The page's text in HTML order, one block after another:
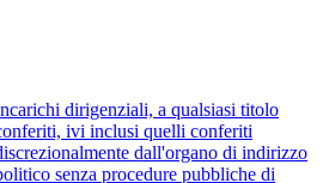
dirigenziali, a qualsiasi titolo
ivi inclusi quelli conferiti
dall'organo di indirizzo
senza procedure pubbliche di